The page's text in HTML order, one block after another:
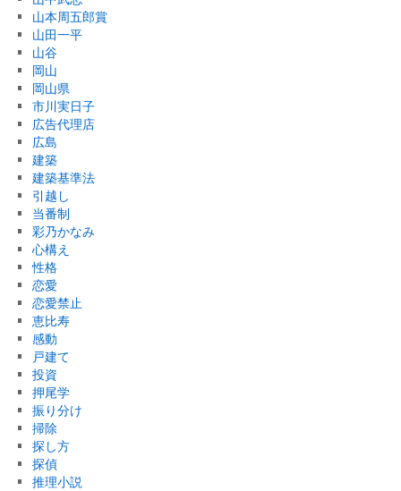
山本周五郎賞
山田一平
山谷
岡山
岡山県
市川実日子
広告代理店
広島
建築
建築基準法
引越し
当番制
彩乃かなみ
心構え
性格
恋愛
恋愛禁止
恵比寿
感動
戸建て
投資
押尾学
振り分け
掃除
探し方
探偵
推理小説